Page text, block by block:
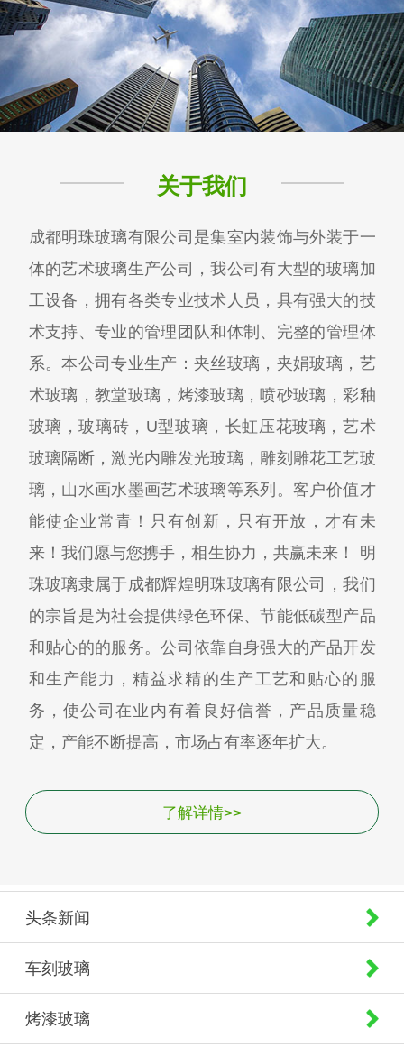
关于我们
成都明珠玻璃有限公司是集室内装饰与外装于一
体的艺术玻璃生产公司，我公司有大型的玻璃加
工设备，拥有各类专业技术人员，具有强大的技
术支持、专业的管理团队和体制、完整的管理体
系。本公司专业生产：夹丝玻璃，夹娟玻璃，艺
术玻璃，教堂玻璃，烤漆玻璃，喷砂玻璃，彩釉
玻璃，玻璃砖，U型玻璃，长虹压花玻璃，艺术
玻璃隔断，激光内雕发光玻璃，雕刻雕花工艺玻
璃，山水画水墨画艺术玻璃等系列。客户价值才
能使企业常青！只有创新，只有开放，才有未
来！我们愿与您携手，相生协力，共赢未来！ 明
珠玻璃隶属于成都辉煌明珠玻璃有限公司，我们
的宗旨是为社会提供绿色环保、节能低碳型产品
和贴心的的服务。公司依靠自身强大的产品开发
和生产能力，精益求精的生产工艺和贴心的服
务，使公司在业内有着良好信誉，产品质量稳
定，产能不断提高，市场占有率逐年扩大。
了解详情>>
头条新闻
车刻玻璃
烤漆玻璃